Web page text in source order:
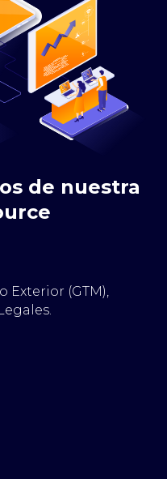
de nuestra
Exterior (GTM),